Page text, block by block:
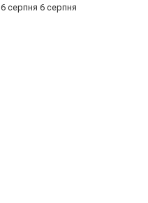
6 серпня 6 серпня